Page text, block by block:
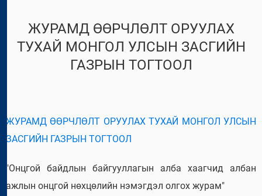
ЖУРАМД ӨӨРЧЛӨЛТ ОРУУЛАХ
ТУХАЙ МОНГОЛ УЛСЫН ЗАСГИЙН
ГАЗРЫН ТОГТООЛ
ЖУРАМД ӨӨРЧЛӨЛТ ОРУУЛАХ ТУХАЙ МОНГОЛ УЛСЫН
ЗАСГИЙН ГАЗРЫН ТОГТООЛ
"Онцгой байдлын байгууллагын алба хаагчид албан
ажлын онцгой нөхцөлийн нэмэгдэл олгох журам"